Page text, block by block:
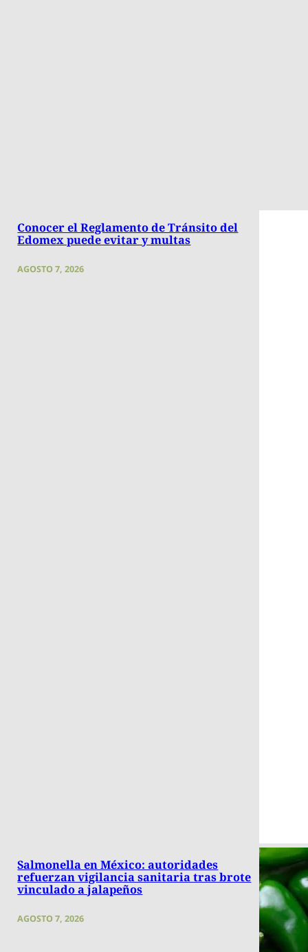
Conocer el Reglamento de Tránsito del
Edomex puede evitar y multas
AGOSTO 7, 2026
Salmonella en México: autoridades
refuerzan vigilancia sanitaria tras brote
vinculado a jalapeños
AGOSTO 7, 2026